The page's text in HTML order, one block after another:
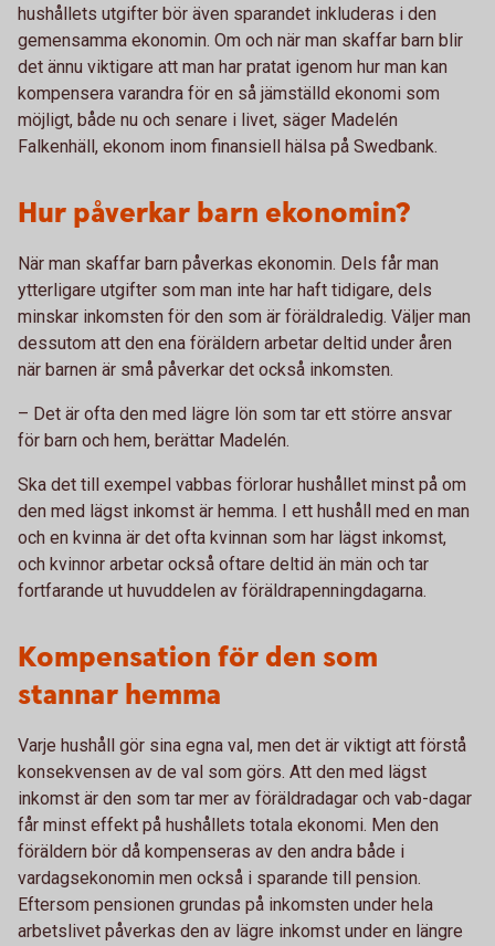
hushållets utgifter bör även sparandet inkluderas i den
gemensamma ekonomin. Om och när man skaffar barn blir
det ännu viktigare att man har pratat igenom hur man kan
kompensera varandra för en så jämställd ekonomi som
möjligt, både nu och senare i livet, säger Madelén
Falkenhäll, ekonom inom finansiell hälsa på Swedbank.
Hur påverkar barn ekonomin?
När man skaffar barn påverkas ekonomin. Dels får man
ytterligare utgifter som man inte har haft tidigare, dels
minskar inkomsten för den som är föräldraledig. Väljer man
dessutom att den ena föräldern arbetar deltid under åren
när barnen är små påverkar det också inkomsten.
– Det är ofta den med lägre lön som tar ett större ansvar
för barn och hem, berättar Madelén.
Ska det till exempel vabbas förlorar hushållet minst på om
den med lägst inkomst är hemma. I ett hushåll med en man
och en kvinna är det ofta kvinnan som har lägst inkomst,
och kvinnor arbetar också oftare deltid än män och tar
fortfarande ut huvuddelen av föräldrapenningdagarna.
Kompensation för den som
stannar hemma
Varje hushåll gör sina egna val, men det är viktigt att förstå
konsekvensen av de val som görs. Att den med lägst
inkomst är den som tar mer av föräldradagar och vab-dagar
får minst effekt på hushållets totala ekonomi. Men den
föräldern bör då kompenseras av den andra både i
vardagsekonomin men också i sparande till pension.
Eftersom pensionen grundas på inkomsten under hela
arbetslivet påverkas den av lägre inkomst under en längre